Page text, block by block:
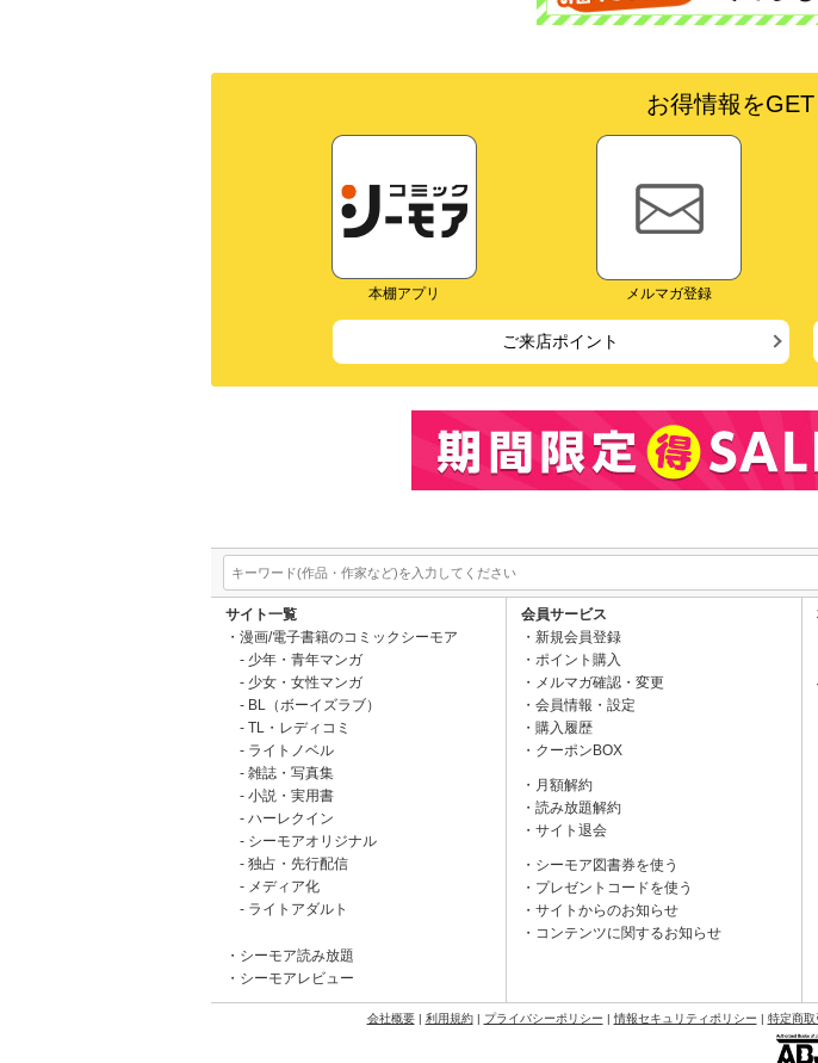
お得情報を
本棚アプリ メルマガ登録
ご来店ポイント
サイト一覧
漫画/電子書籍のコミックシーモア
少年・青年マンガ
少女・女性マンガ
BL（ボーイズラブ）
TL・レディコミ
ライトノベル
雑誌・写真集
小説・実用書
ハーレクイン
シーモアオリジナル
独占・先行配信
メディア化
ライトアダルト
シーモア読み放題
シーモアレビュー
会員サービス
新規会員登録
ポイント購入
メルマガ確認・変更
会員情報・設定
購入履歴
クーポンBOX
月額解約
読み放題解約
サイト退会
シーモア図書券を使う
プレゼントコードを使う
サイトからのお知らせ
コンテンツに関するお知らせ
会社概要| 利用規約| プライバシーポリシー | 情報セキュリティポリシー | 特定商